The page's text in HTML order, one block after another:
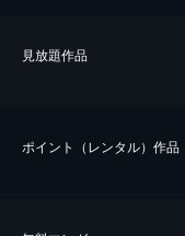
⾒放題作品
ポイント（レンタル）作品